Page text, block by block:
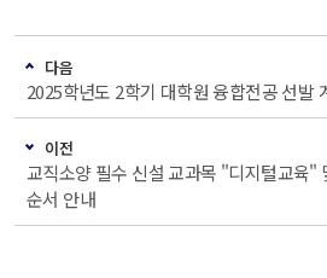
다음
2025학년도 2학기 대학원 융합전공 선발
이전
교직소양 필수 신설 교과목 "디지털교육"
순서 안내